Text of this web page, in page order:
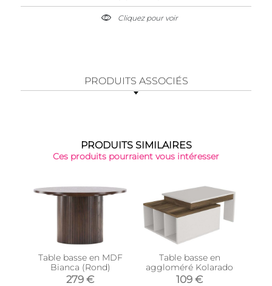
Cliquez pour voir
PRODUITS ASSOCIÉS
PRODUITS SIMILAIRES
Ces produits pourraient vous intéresser
Table basse en MDF
Bianca (Rond)
279 €
Table basse en
aggloméré Kolarado
109 €